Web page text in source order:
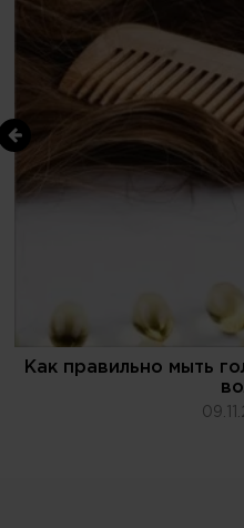
Как правильно мыть